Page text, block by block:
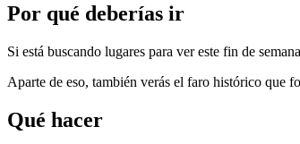
Por qué deberías ir
Si está buscando lugares para ver este fin de
Aparte de eso, también verás el faro histórico que
Qué hacer